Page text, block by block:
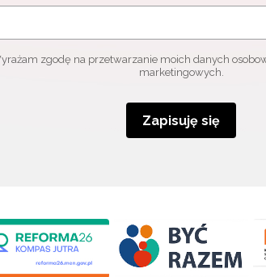
zgodę na przetwarzanie moich danych
marketingowych.
Zapisuję się